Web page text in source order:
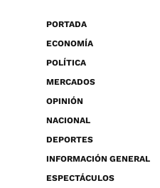
PORTADA
ECONOMÍA
POLÍTICA
MERCADOS
OPINIÓN
NACIONAL
DEPORTES
INFORMACIÓN GENERAL
ESPECTÁCULOS